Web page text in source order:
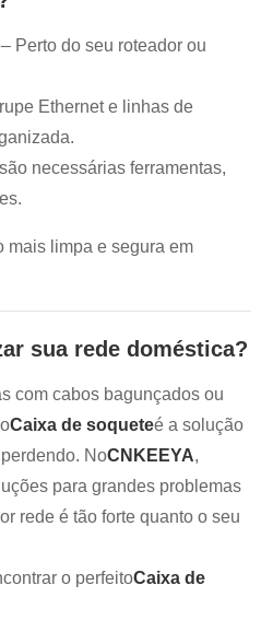
– Perto do seu roteador ou
Ethernet e linhas de
necessárias ferramentas,
mais limpa e segura em
sua rede doméstica?
com cabos bagunçados ou
Caixa de soqueteé a solução
NoCNKEEYA,
para grandes problemas
rede é tão forte quanto o seu
o perfeitoCaixa de